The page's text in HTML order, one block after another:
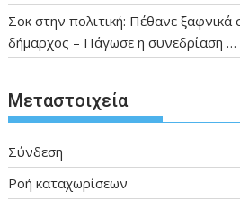
Σοκ στην πολιτική: Πέθανε
δήμαρχος – Πάγωσε η συνεδρίαση …
Μεταστοιχεία
Σύνδεση
Ροή καταχωρίσεων